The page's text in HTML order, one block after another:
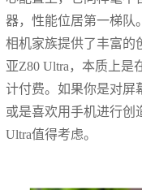
器，性能位居第一梯队
相机家族提供了丰富的
亚Z80 Ultra，本质上是
计付费。如果你是对屏
或是喜欢用手机进行创
Ultra值得考虑。